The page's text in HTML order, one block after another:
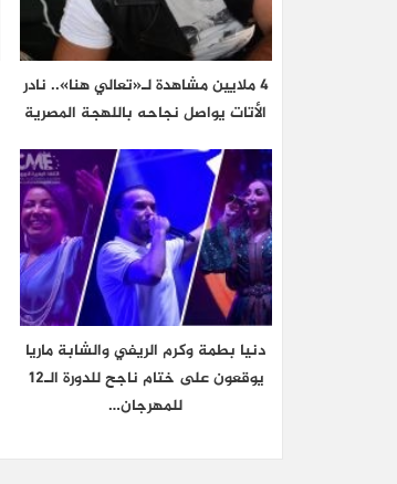
4 ملايين مشاهدة لـ«تعالي هنا».. نادر
الأتات يواصل نجاحه باللهجة المصرية
دنيا بطمة وكرم الريفي والشابة ماريا
يوقعون على ختام ناجح للدورة الـ12
للمهرجان…